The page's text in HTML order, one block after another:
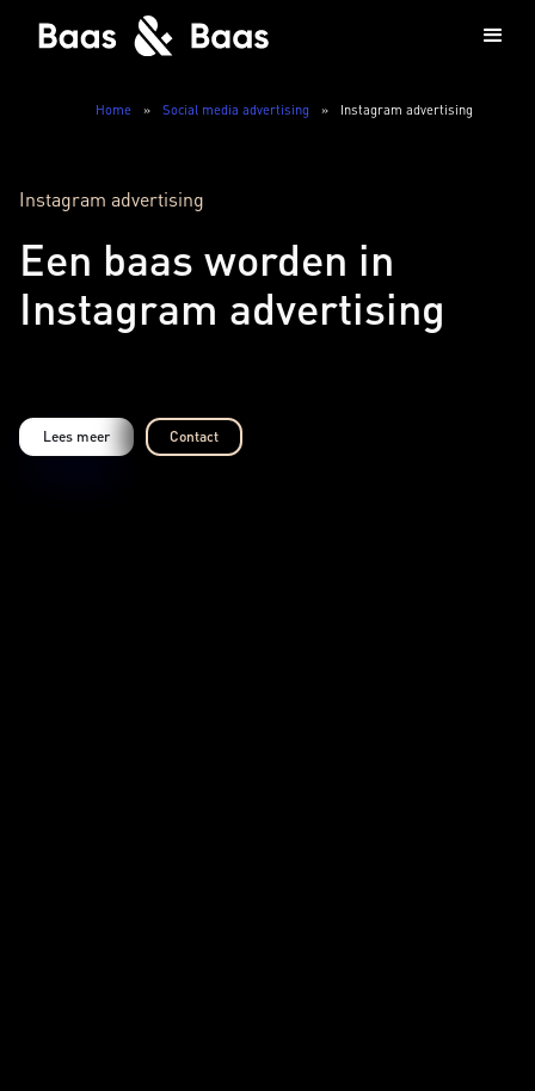
Home » Social media advertising » Instagram advertising
Instagram advertising
Een baas worden in
Instagram advertising
Lees meer Contact